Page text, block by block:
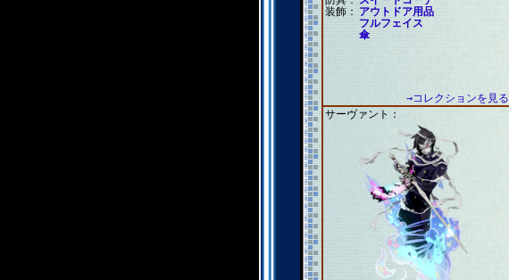
装飾： アウトドア用品
フルフェイス
傘
→コレクションを見る
サーヴァント：